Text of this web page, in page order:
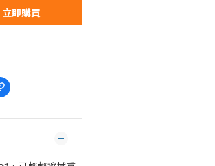
立即購買